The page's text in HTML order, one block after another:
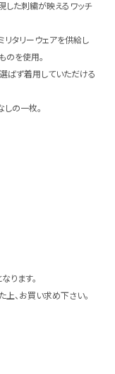
した刺繍が映えるワッチ
リタリーウェアを供給し
のを使用。
ばず着用していただける
の一枚。
ります。
、お買い求め下さい。